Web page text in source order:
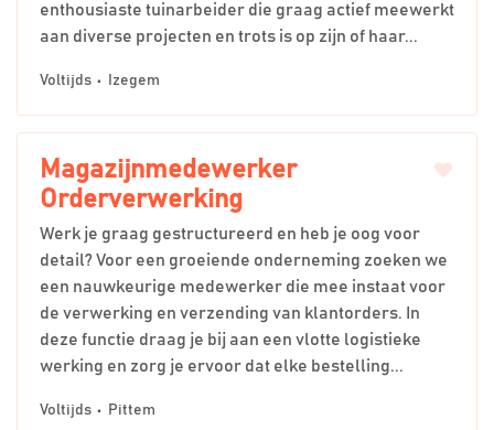
enthousiaste tuinarbeider die graag actief meewerkt
aan diverse projecten en trots is op zijn of haar...
Voltijds Izegem
Magazijnmedewerker
Orderverwerking
Werk je graag gestructureerd en heb je oog voor
detail? Voor een groeiende onderneming zoeken we
een nauwkeurige medewerker die mee instaat voor
de verwerking en verzending van klantorders. In
deze functie draag je bij aan een vlotte logistieke
werking en zorg je ervoor dat elke bestelling...
Voltijds Pittem